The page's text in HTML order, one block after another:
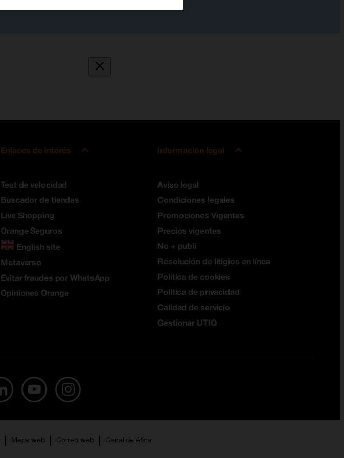
Enlaces de interés
Test de velocidad
Buscador de tiendas
Live Shopping
Orange Seguros
English site
Metaverso
Evitar fraudes por WhatsApp
Opiniones Orange
Información legal
Aviso legal
Condiciones legales
Promociones Vigentes
Precios vigentes
No + publi
Resolución de litigios en línea
Política de cookies
Política de privacidad
Calidad de servicio
Gestionar UTIQ
Mapa web Correo web Canal de ética